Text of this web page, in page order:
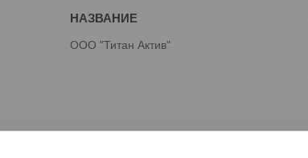
ООО "Титан Актив"